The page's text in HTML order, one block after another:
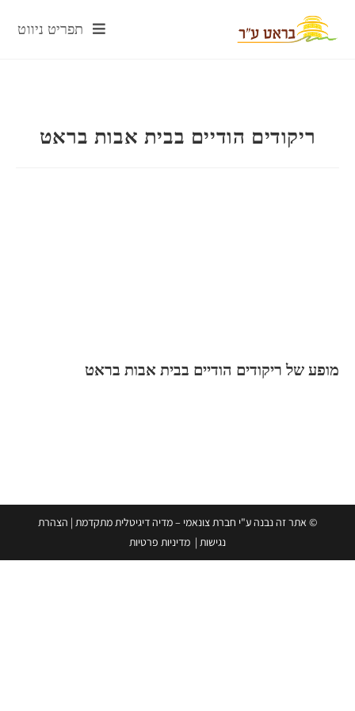
תפריט ניווט
ריקודים הודיים בבית אבות בראט
מופע של ריקודים הודיים בבית אבות בראט
© אתר זה נבנה ע"י חברת צונאמי – מדיה דיגיטלית מתקדמת | הצהרת
נגישות | מדיניות פרטיות